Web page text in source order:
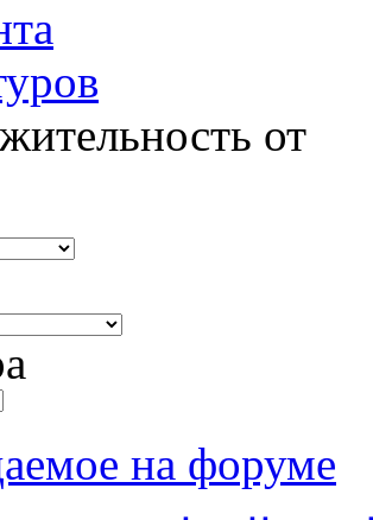
от
на форуме